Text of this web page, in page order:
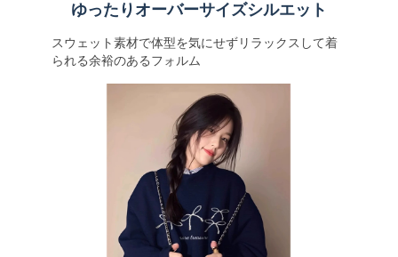
ゆったりオーバーサイズシルエット
スウェット素材で体型を気にせずリラックスして着
られる余裕のあるフォルム